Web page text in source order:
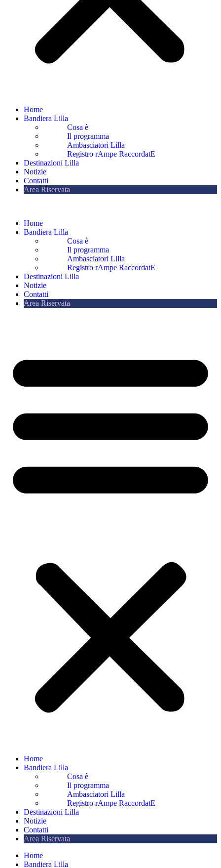
Home
Bandiera Lilla
Cosa è
Il programma
Ambasciatori Lilla
Registro rAmpe RaccordatE
Destinazioni Lilla
Notizie
Contatti
Area Riservata
Home
Bandiera Lilla
Cosa è
Il programma
Ambasciatori Lilla
Registro rAmpe RaccordatE
Destinazioni Lilla
Notizie
Contatti
Area Riservata
Home
Bandiera Lilla
Cosa è
Il programma
Ambasciatori Lilla
Registro rAmpe RaccordatE
Destinazioni Lilla
Notizie
Contatti
Area Riservata
Home
Bandiera Lilla